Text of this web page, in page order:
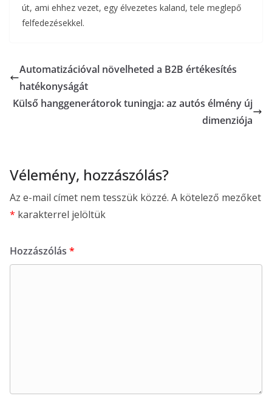
út, ami ehhez vezet, egy élvezetes kaland, tele meglepő
felfedezésekkel.
Automatizációval növelheted a B2B értékesítés
hatékonyságát
Külső hanggenerátorok tuningja: az autós élmény új
dimenziója
Vélemény, hozzászólás?
Az e-mail címet nem tesszük közzé. A kötelező mezőket
* karakterrel jelöltük
Hozzászólás *